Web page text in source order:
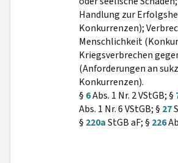
Handlung zur
Konkurrenzen);
Menschlichkeit
Kriegsverbrechen
(Anforderungen an
Konkurrenzen).
§ 6Abs. 1 Nr. 2 VStGB; §
Abs. 1 Nr. 6 VStGB; § 27
§ 220aStGB aF; § 226